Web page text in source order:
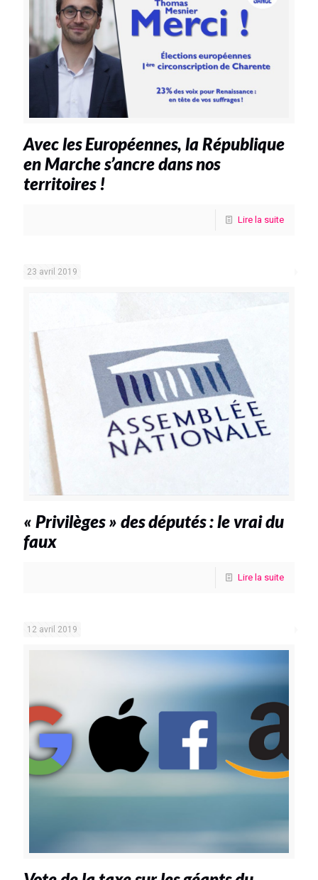
Avec les Européennes, la République
en Marche s’ancre dans nos
territoires !
Lire la suite
23 avril 2019
« Privilèges » des députés : le vrai du
faux
Lire la suite
12 avril 2019